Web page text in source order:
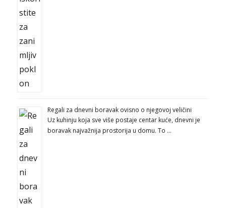
Regali za dnevni boravak ovisno o njegovoj veličini
Uz kuhinju koja sve više postaje centar kuće, dnevni je
boravak najvažnija prostorija u domu. To …